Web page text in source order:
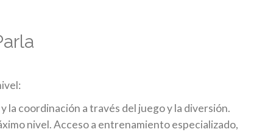
la coordinación a través del juego y la diversión.
nivel. Acceso a entrenamiento especializado,